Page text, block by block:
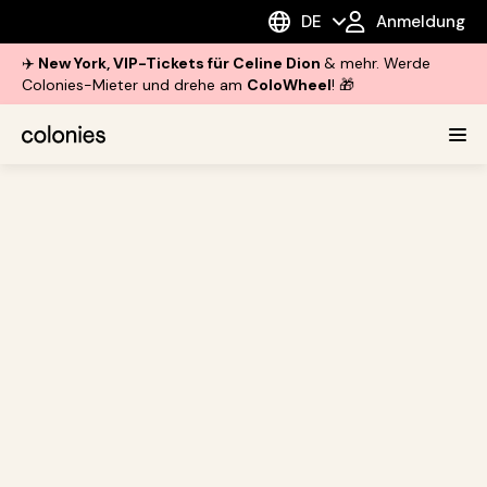
DE Anmeldung
✈️ New York, VIP-Tickets für Celine Dion & mehr. Werde
Colonies-Mieter und drehe am ColoWheel! 🎁